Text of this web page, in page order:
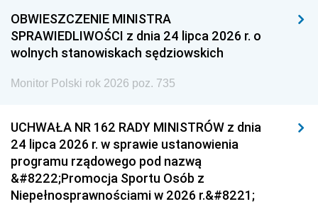
OBWIESZCZENIE MINISTRA
SPRAWIEDLIWOŚCI z dnia 24 lipca 2026 r. o
wolnych stanowiskach sędziowskich
Monitor Polski rok 2026 poz. 735
UCHWAŁA NR 162 RADY MINISTRÓW z dnia
24 lipca 2026 r. w sprawie ustanowienia
programu rządowego pod nazwą
&#8222;Promocja Sportu Osób z
Niepełnosprawnościami w 2026 r.&#8221;